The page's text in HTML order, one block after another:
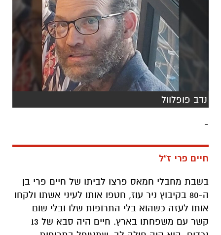
נדב פופלוול
-
חיים פרי ז"ל
בשבת מחבלי חמאס פרצו לביתו של חיים פרי בן
ה-80 בקיבוץ ניר עוז, חטפו אותו לעיני אשתו ולקחו
אותו לעזה כשהוא בלי התרופות שלו ובלי שום
קשר עם משפחתו בארץ. חיים היה סבא של 13